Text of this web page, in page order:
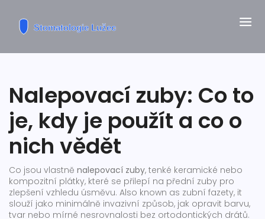
Nalepovací zuby: Co to
je, kdy je použít a co o
nich vědět
Co jsou vlastně nalepovací zuby, tenké keramické nebo
kompozitní plátky, které se přilepí na přední zuby pro
zlepšení vzhledu úsměvu. Also known as zubní fazety, it
slouží jako minimálně invazivní způsob, jak opravit barvu,
tvar nebo mírné nesrovnalosti bez ortodontických drátů.